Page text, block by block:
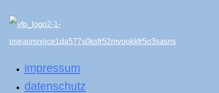
impressum
datenschutz